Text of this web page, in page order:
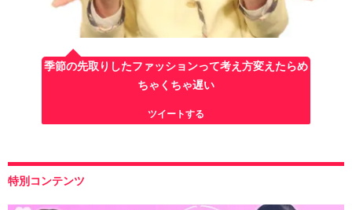
季節の先取りしたファッションって考え方変えたらめ
ちゃくちゃ遅い
ツイートする
特別コンテンツ